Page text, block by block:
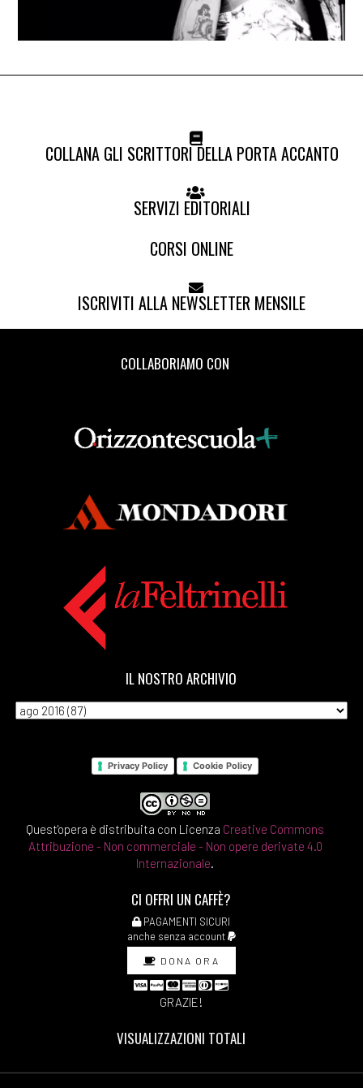
COLLANA GLI SCRITTORI DELLA PORTA ACCANTO
SERVIZI EDITORIALI
CORSI ONLINE
ISCRIVITI ALLA NEWSLETTER MENSILE
COLLABORIAMO CON
IL NOSTRO ARCHIVIO
Privacy Policy Cookie Policy
Quest'opera è distribuita con Licenza Creative Commons
Attribuzione - Non commerciale - Non opere derivate 4.0
Internazionale
CI OFFRI UN CAFFÈ?
PAGAMENTI SICURI
anche senza account
DONA ORA
GRAZIE!
VISUALIZZAZIONI TOTALI